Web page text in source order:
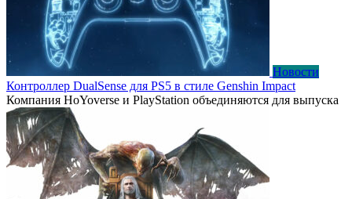
Новости
Контроллер DualSense для PS5 в стиле Genshin Impact
Компания HoYoverse и PlayStation объединяются для выпуска